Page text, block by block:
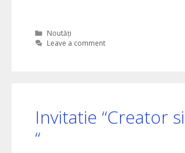
Categories
Noutăți
Leave a comment
Invitatie “Creator
“